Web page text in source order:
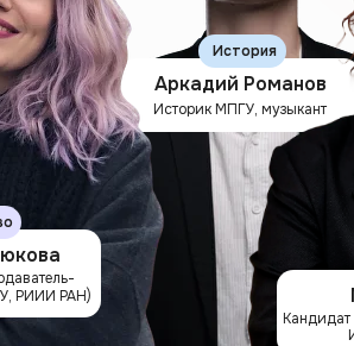
Аркадий Романов
Историк МПГУ, музыкант
История
РИИИ РАН)
Кандидат